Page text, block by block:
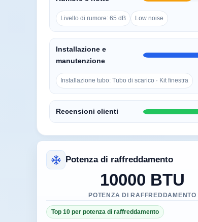
Livello di rumore: 65 dB Low noise
Installazione e
manutenzione
Installazione tubo: Tubo di scarico · Kit finestra
Recensioni clienti
Potenza di raffreddamento
10000 BTU
POTENZA DI RAFFREDDAMENTO
Top 10 per potenza di raffreddamento